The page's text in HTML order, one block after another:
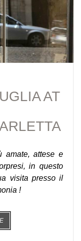
AT
amate, attese e
in questo
visita presso il
!